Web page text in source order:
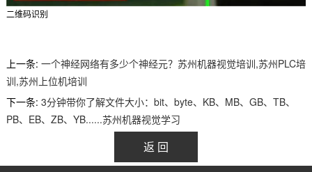
二维码识别
上一条: 一个神经网络有多少个神经元？苏州机器视觉培训,苏州PLC培
训,苏州上位机培训
下一条: 3分钟带你了解文件大小：bit、byte、KB、MB、GB、TB、
PB、EB、ZB、YB......苏州机器视觉学习